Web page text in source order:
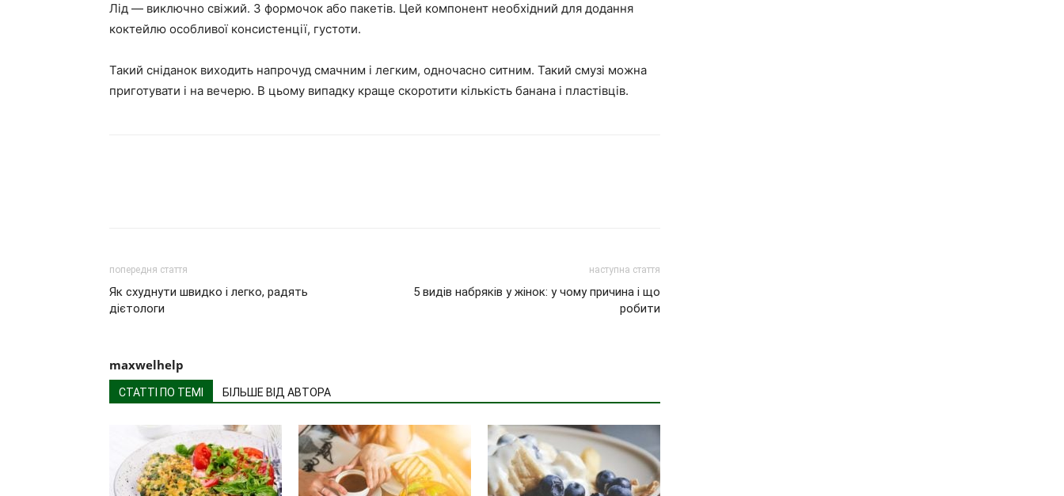
Лід — виключно свіжий. З формочок або пакетів. Цей компонент необхідний для додання
коктейлю особливої консистенції, густоти.
Такий сніданок виходить напрочуд смачним і легким, одночасно ситним. Такий смузі можна
приготувати і на вечерю. В цьому випадку краще скоротити кількість банана і пластівців.
попередня стаття
Як схуднути швидко і легко, радять
дієтологи
наступна стаття
5 видів набряків у жінок: у чому причина і що
робити
maxwelhelp
СТАТТІ ПО ТЕМІ БІЛЬШЕ ВІД АВТОРА